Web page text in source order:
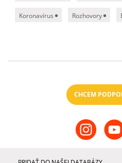
Koronavírus Rozhovory
CHCEM